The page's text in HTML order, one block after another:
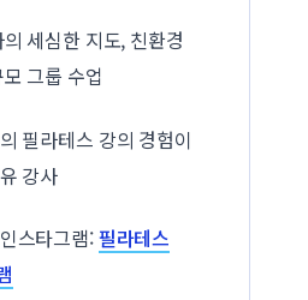
세심한 지도, 친환경
그룹 수업
필라테스 강의 경험이
강사
스타그램:필라테스